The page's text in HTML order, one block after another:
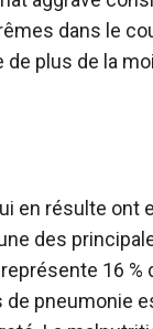
dans le
plus de la
en résulte ont
des
16
pneumonie